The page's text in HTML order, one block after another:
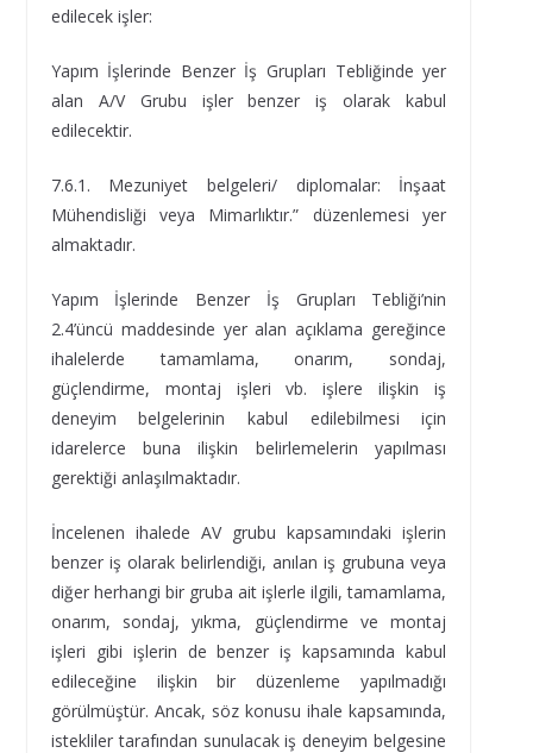
edilecek işler:
Yapım İşlerinde Benzer İş Grupları Tebliğinde yer
alan A/V Grubu işler benzer iş olarak kabul
edilecektir.
7.6.1. Mezuniyet belgeleri/ diplomalar: İnşaat
Mühendisliği veya Mimarlıktır.” düzenlemesi yer
almaktadır.
Yapım İşlerinde Benzer İş Grupları Tebliği’nin
2.4’üncü maddesinde yer alan açıklama gereğince
ihalelerde tamamlama, onarım, sondaj,
güçlendirme, montaj işleri vb. işlere ilişkin iş
deneyim belgelerinin kabul edilebilmesi için
idarelerce buna ilişkin belirlemelerin yapılması
gerektiği anlaşılmaktadır.
İncelenen ihalede AV grubu kapsamındaki işlerin
benzer iş olarak belirlendiği, anılan iş grubuna veya
diğer herhangi bir gruba ait işlerle ilgili, tamamlama,
onarım, sondaj, yıkma, güçlendirme ve montaj
işleri gibi işlerin de benzer iş kapsamında kabul
edileceğine ilişkin bir düzenleme yapılmadığı
görülmüştür. Ancak, söz konusu ihale kapsamında,
istekliler tarafından sunulacak iş deneyim belgesine